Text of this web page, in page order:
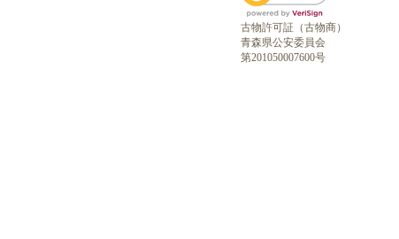
古物許可証（古物商）
青森県公安委員会
第201050007600号